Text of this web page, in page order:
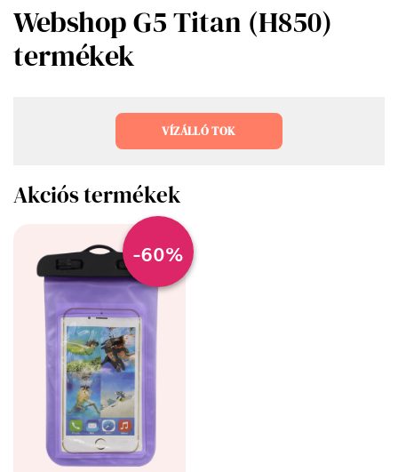
Webshop G5 Titan (H850)
termékek
VÍZÁLLÓ TOK
Akciós termékek
-60%